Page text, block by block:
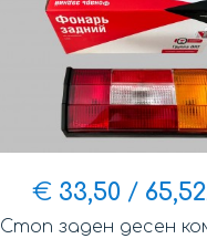
€ 33,50/ 65,52
Стоп заден десен